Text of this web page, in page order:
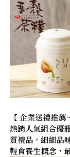
【 企業送禮推
熱銷人氣組合優
質禮品，細細品
輕食養生概念，